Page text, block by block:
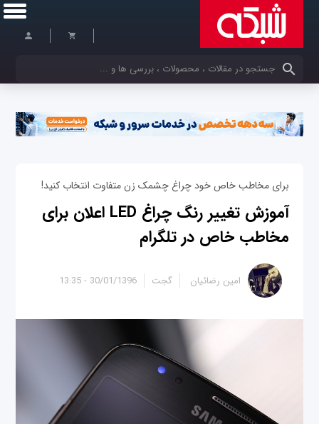
کلمات کلیدی خود را وارد کنید
برای مخاطب خاص خود چراغ چشمک زن متفاوت انتخاب کنید!
آموزش تغییر رنگ چراغ LED اعلان برای
مخاطب خاص در تلگرام
30/01/1396 - 13:35 امین رضائیان گجت